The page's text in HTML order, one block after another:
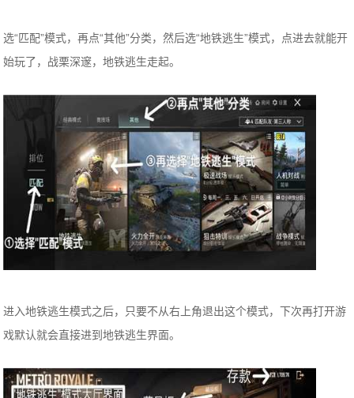
选“匹配”模式，再点“其他”分类，然后选“地铁逃生”模式，点进去就能开
始玩了，战栗深邃，地铁逃生走起。
进入地铁逃生模式之后，只要不从右上角退出这个模式，下次再打开游
戏默认就会直接进到地铁逃生界面。